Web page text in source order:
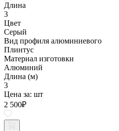
Длина
3
Цвет
Серый
Вид профиля алюминиевого
Плинтус
Материал изготовки
Алюминий
Длина (м)
3
Цена за: шт
2 500₽